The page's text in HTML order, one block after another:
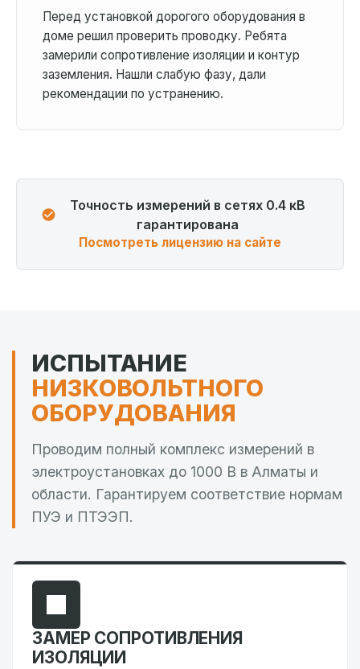
Перед установкой дорогого оборудования в
доме решил проверить проводку. Ребята
замерили сопротивление изоляции и контур
заземления. Нашли слабую фазу, дали
рекомендации по устранению.
Точность измерений в сетях 0.4 кВ
гарантирована
Посмотреть лицензию на сайте
ИСПЫТАНИЕ
НИЗКОВОЛЬТНОГО
ОБОРУДОВАНИЯ
Проводим полный комплекс измерений в
электроустановках до 1000 В в Алматы и
области. Гарантируем соответствие нормам
ПУЭ и ПТЭЭП.
ЗАМЕР СОПРОТИВЛЕНИЯ
ИЗОЛЯЦИИ